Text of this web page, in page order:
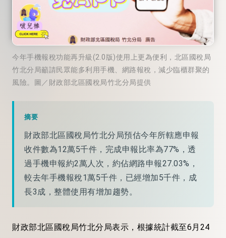
今年手機報稅功能再升級(2.0版)使用上更為便利，北區國稅局
竹北分局籲請民眾能多利用手機、網路報稅，減少臨櫃群聚的
風險。圖／財政部北區國稅局竹北分局提供
摘要
財政部北區國稅局竹北分局預估今年所轄應申報
收件數為12萬5千件，完成申報比率為77%，透
過手機申報約2萬人次，約佔網路申報27.03%，
較去年手機報稅1萬5千件，已經增加5千件，成
長3成，整體使用有增加趨勢。
財政部北區國稅局竹北分局表示，根據統計截至6月24